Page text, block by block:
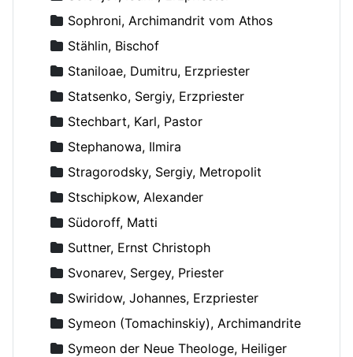
Sophroni, Archimandrit vom Athos
Stählin, Bischof
Staniloae, Dumitru, Erzpriester
Statsenko, Sergiy, Erzpriester
Stechbart, Karl, Pastor
Stephanowa, Ilmira
Stragorodsky, Sergiy, Metropolit
Stschipkow, Alexander
Südoroff, Matti
Suttner, Ernst Christoph
Svonarev, Sergey, Priester
Swiridow, Johannes, Erzpriester
Symeon (Tomachinskiy), Archimandrite
Symeon der Neue Theologe, Heiliger